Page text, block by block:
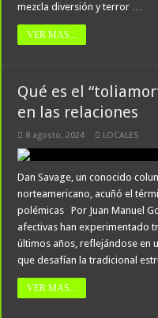
mezcla diversión y terror …
VER MAS...
Qué es el
en las relaciones
8 agosto, 2024 LOCALES
Dan Savage, un conocido
norteamericano, acuñó el
polémicas Por Juan Manuel
afectivas han experimentado
últimos años, reflejándose en
que desafían la tradicional
VER MAS...